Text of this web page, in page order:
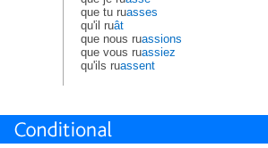
que tu ruasses
qu'il ruât
que nous ruassions
que vous ruassiez
qu'ils ruassent